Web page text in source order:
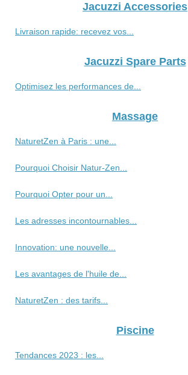
Jacuzzi Accessories
Livraison rapide: recevez vos...
Jacuzzi Spare Parts
Optimisez les performances de...
Massage
NaturetZen à Paris : une...
Pourquoi Choisir Natur-Zen...
Pourquoi Opter pour un...
Les adresses incontournables...
Innovation: une nouvelle...
Les avantages de l'huile de...
NaturetZen : des tarifs...
Piscine
Tendances 2023 : les...